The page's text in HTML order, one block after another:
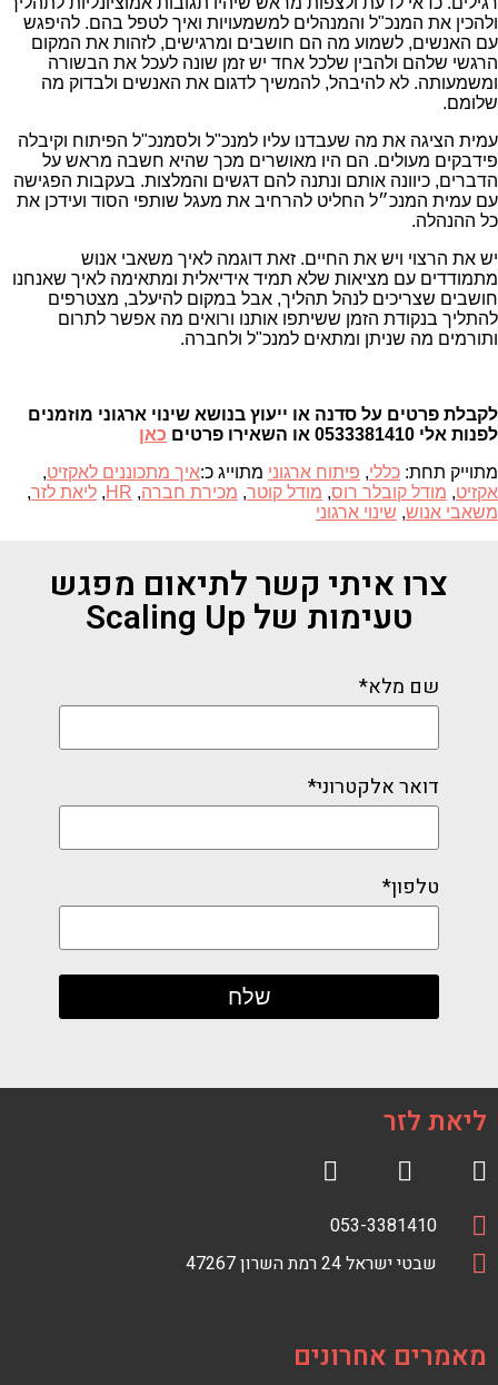
ולהכין את המנכ"ל והמנהלים למשמעויות ואיך לטפל בהם. להיפגש
עם האנשים, לשמוע מה הם חושבים ומרגישים, לזהות את המקום
הרגשי שלהם ולהבין שלכל אחד יש זמן שונה לעכל את הבשורה
ומשמעותה. לא להיבהל, להמשיך לדגום את האנשים ולבדוק מה
שלומם.
עמית הציגה את מה שעבדנו עליו למנכ"ל ולסמנכ"ל הפיתוח וקיבלה
פידבקים מעולים. הם היו מאושרים מכך שהיא חשבה מראש על
הדברים, כיוונה אותם ונתנה להם דגשים והמלצות. בעקבות הפגישה
עם עמית המנכ״ל החליט להרחיב את מעגל שותפי הסוד ועידכן את
כל ההנהלה.
יש את הרצוי ויש את החיים. זאת דוגמה לאיך משאבי אנוש
מתמודדים עם מציאות שלא תמיד אידיאלית ומתאימה לאיך שאנחנו
חושבים שצריכים לנהל תהליך, אבל במקום להיעלב, מצטרפים
להתליך בנקודת הזמן ששיתפו אותנו ורואים מה אפשר לתרום
ותורמים מה שניתן ומתאים למנכ"ל ולחברה.
לקבלת פרטים על סדנה או ייעוץ בנושא שינוי ארגוני מוזמנים
לפנות אלי 0533381410 או השאירו פרטים
כאן
מתוייק תחת: כללי, פיתוח ארגוני מתוייג כ:איך מתכוננים לאקזיט,
אקזיט, מודל קובלר רוס, מודל קוטר, מכירת חברה,
HR
, ליאת לזר,
משאבי אנוש, שינוי ארגוני
צרו איתי קשר לתיאום מפגש
טעימות של Scaling Up
שם מלא*
דואר אלקטרוני*
טלפון*
ליאת לזר
o
k
F
D
טלפון
מספר
053-3381410
כתובת
כתובת
שבטי ישראל 24 רמת השרון 47267
מאמרים אחרונים